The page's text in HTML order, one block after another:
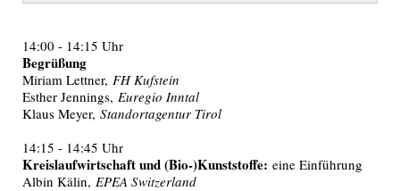
14:00 - 14:15 Uhr
Begrüßung
Miriam Lettner, FH Kufstein
Esther Jennings, Euregio Inntal
Klaus Meyer, Standortagentur Tirol
14:15 - 14:45 Uhr
Kreislaufwirtschaft und (Bio-)Kunststoffe: eine Einführung
Albin Kälin, EPEA Switzerland